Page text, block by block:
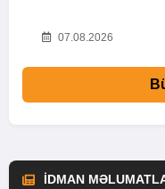
07.08.2026
İDMAN